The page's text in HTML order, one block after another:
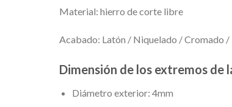
Material: hierro de corte libre
Acabado: Latón / Niquelado / Cromado
Dimensión de los extremos de
Diámetro exterior: 4mm